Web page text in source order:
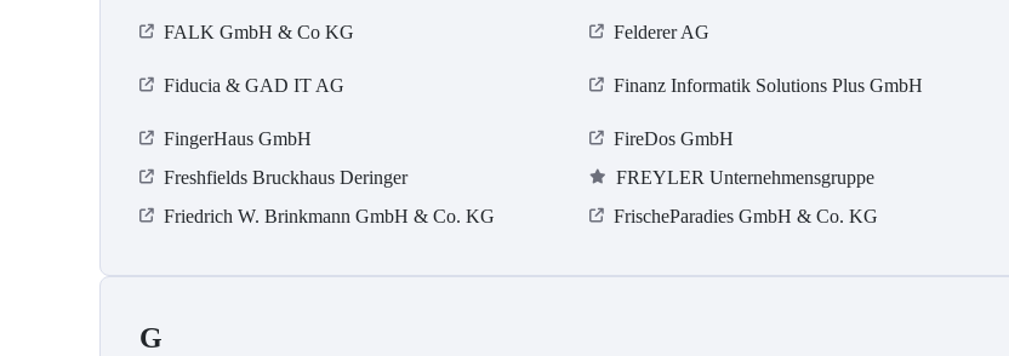
FALK GmbH & Co KG Felderer AG
Fiducia & GAD IT AG Finanz Informatik Solutions Plus GmbH
FingerHaus GmbH
FireDos GmbH
Freshfields Bruckhaus Deringer
FREYLER Unternehmensgruppe
Friedrich W. Brinkmann GmbH & Co. KG
FrischeParadies GmbH & Co. KG
G